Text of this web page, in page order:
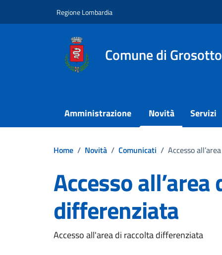
Regione Lombardia
Comune di Grosotto
Amministrazione Novità Servizi
Home / Novità / Comunicati / Accesso
Accesso
differenziata
Dettagli della notizia
Accesso all'area di raccolta differenziata